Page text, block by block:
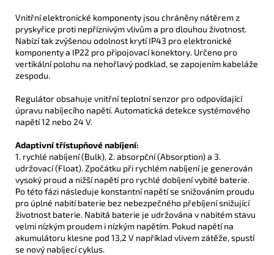
Vnitřní elektronické komponenty jsou chráněny nátěrem z
pryskyřice proti nepříznivým vlivům a pro dlouhou životnost.
Nabízí tak zvýšenou odolnost krytí IP43 pro elektronické
komponenty a IP22 pro připojovací konektory. Určeno pro
vertikální polohu na nehořlavý podklad, se zapojením kabeláže
zespodu.
Regulátor obsahuje vnitřní teplotní senzor pro odpovídající
úpravu nabíjecího napětí. Automatická detekce systémového
napětí 12 nebo 24 V.
Adaptivní třístupňové nabíjení:
1. rychlé nabíjení (Bulk), 2. absorpční (Absorption) a 3.
udržovací (Float). Zpočátku při rychlém nabíjení je generován
vysoký proud a nižší napětí pro rychlé dobíjení vybité baterie.
Po této fázi následuje konstantní napětí se snižováním proudu
pro úplné nabití baterie bez nebezpečného přebíjení snižující
životnost baterie. Nabitá baterie je udržována v nabitém stavu
velmi nízkým proudem i nízkým napětím. Pokud napětí na
akumulátoru klesne pod 13,2 V například vlivem zátěže, spustí
se nový nabíjecí cyklus.